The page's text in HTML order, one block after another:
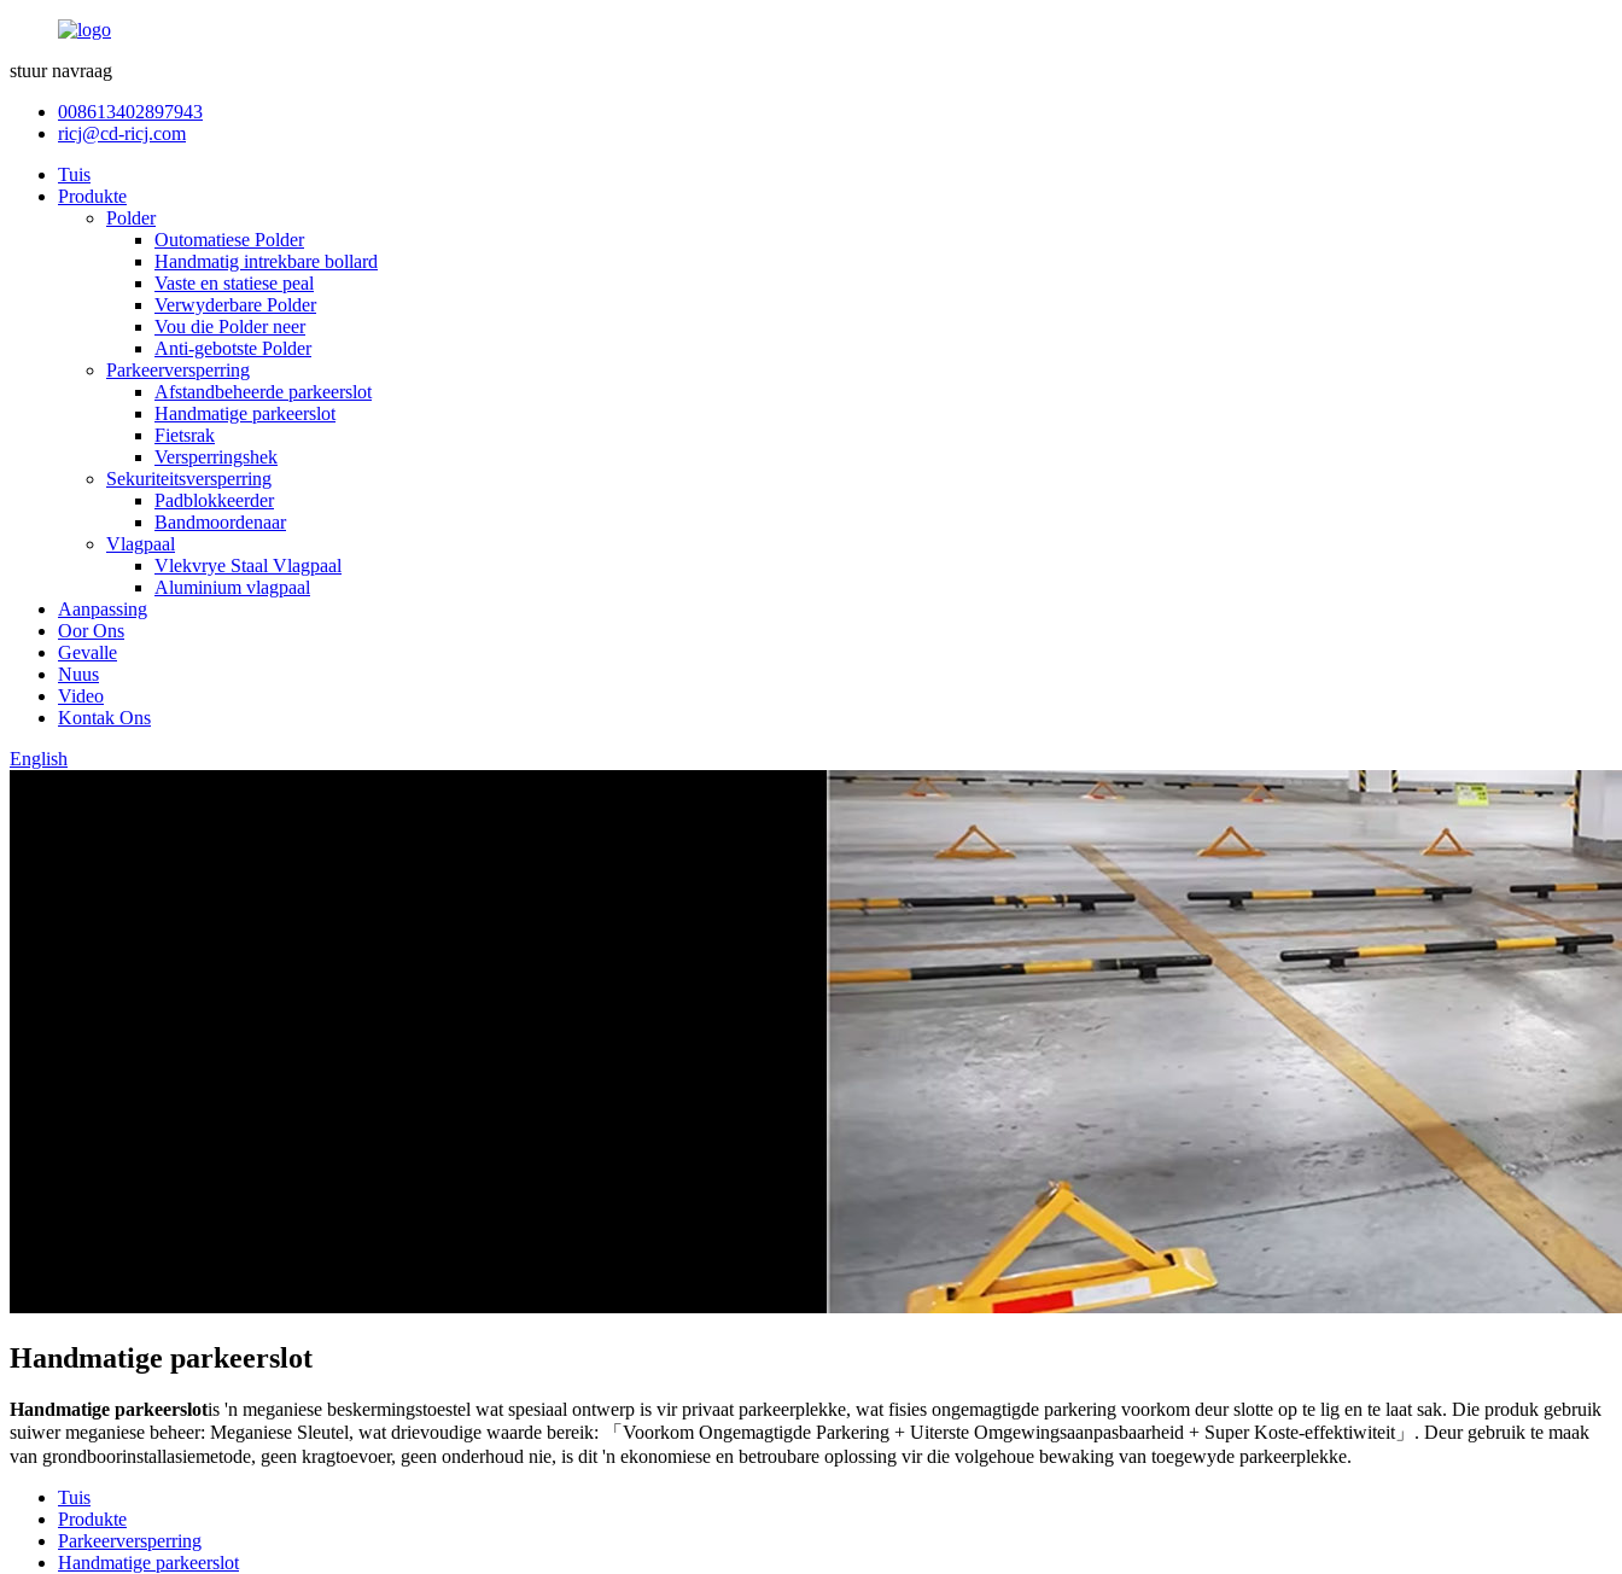
stuur navraag
008613402897943
ricj@cd-ricj.com
Tuis
Produkte
Polder
Outomatiese Polder
Handmatig intrekbare bollard
Vaste en statiese peal
Verwyderbare Polder
Vou die Polder neer
Anti-gebotste Polder
Parkeerversperring
Afstandbeheerde parkeerslot
Handmatige parkeerslot
Fietsrak
Versperringshek
Sekuriteitsversperring
Padblokkeerder
Bandmoordenaar
Vlagpaal
Vlekvrye Staal Vlagpaal
Aluminium vlagpaal
Aanpassing
Oor Ons
Gevalle
Nuus
Video
Kontak Ons
English
Handmatige parkeerslot
Handmatige parkeerslotis 'n meganiese beskermingstoestel wat spesiaal ontwerp is vir privaat parkeerplekke, wat fisies ongemagtigde parkering voorkom deur slotte op te lig en te laat sak. Die produk gebruik
suiwer meganiese beheer: Meganiese Sleutel, wat drievoudige waarde bereik: 「Voorkom Ongemagtigde Parkering + Uiterste Omgewingsaanpasbaarheid + Super Koste-effektiwiteit」. Deur gebruik te maak
van grondboorinstallasiemetode, geen kragtoevoer, geen onderhoud nie, is dit 'n ekonomiese en betroubare oplossing vir die volgehoue ​​bewaking van toegewyde parkeerplekke.
Tuis
Produkte
Parkeerversperring
Handmatige parkeerslot